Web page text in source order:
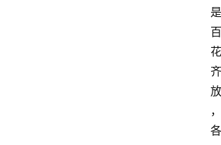
是
百
花
齐
放
，
各